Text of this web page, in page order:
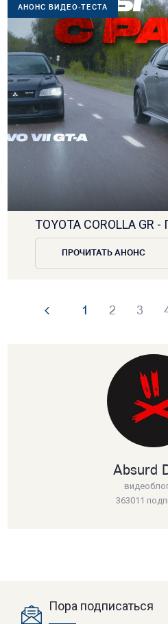
АНОНС ВИДЕО-ТЕСТА
TOYOTA COROLLA
ПРОЧИТАТЬ АНОНС
1 2 3
Absurd
363011
Пора подписаться